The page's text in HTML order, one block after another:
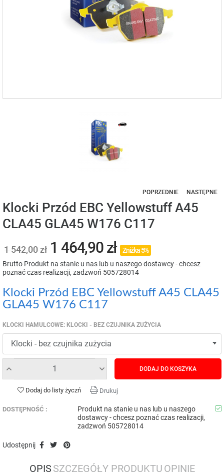
POPRZEDNIE NASTĘPNE
Klocki Przód EBC Yellowstuff A45
CLA45 GLA45 W176 C117
1 542,00 zł 1 464,90 zł
Zniżka 5%
Brutto Produkt na stanie u nas lub u naszego dostawcy - chcesz
poznać czas realizacji, zadzwoń 505728014
Klocki Przód EBC Yellowstuff A45 CLA45
GLA45 W176 C117
KLOCKI HAMULCOWE: KLOCKI - BEZ CZUJNIKA ZUŻYCIA
DODAJ DO KOSZYKA
Dodaj do listy życzń Drukuj
DOSTĘPNOŚĆ :
Produkt na stanie u nas lub u naszego
dostawcy - chcesz poznać czas realizacji,
zadzwoń 505728014
Udostępnij
OPIS SZCZEGÓŁY PRODUKTU OPINIE